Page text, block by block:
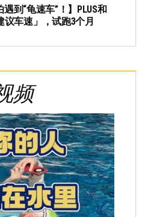
遇到“龟速车”！】PLUS和
议车速」，试跑3个月
频